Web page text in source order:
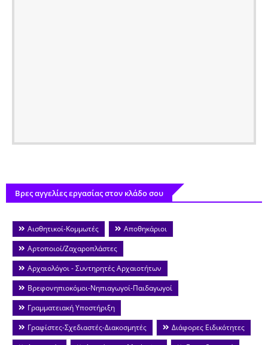
Βρες αγγελίες εργασίας στον κλάδο σου
Αισθητικοί-Κομμωτές
Αποθηκάριοι
Αρτοποιοί/Ζαχαροπλάστες
Αρχαιολόγοι - Συντηρητές Αρχαιοτήτων
Βρεφονηπιοκόμοι-Νηπιαγωγοί-Παιδαγωγοί
Γραμματειακή Υποστήριξη
Γραφίστες-Σχεδιαστές-Διακοσμητές
Διάφορες Ειδικότητες